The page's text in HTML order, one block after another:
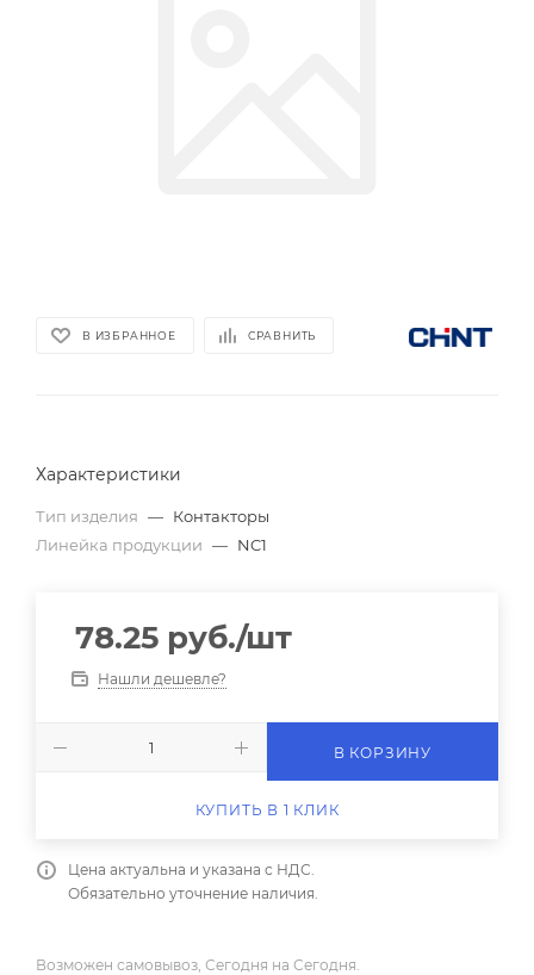
В ИЗБРАННОЕ СРАВНИТЬ
Характеристики
Тип изделия — Контакторы
Линейка продукции — NC1
78.25 руб./шт
Нашли дешевле?
В КОРЗИНУ
КУПИТЬ В 1 КЛИК
Цена актуальна и указана с НДС.
Обязательно уточнение наличия.
Возможен самовывоз, Сегодня на Сегодня.